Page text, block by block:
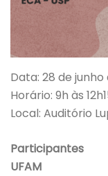
Data: 28 de junho
Horário: 9h às
Local: Auditório
Participantes
UFAM